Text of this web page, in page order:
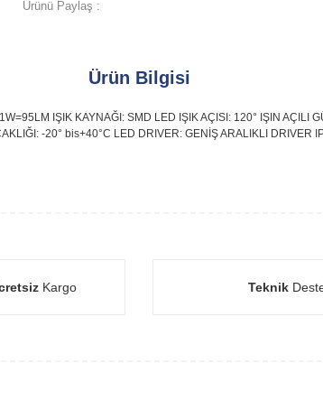
Ürünü Paylaş :
Ürün Bilgisi
IŞIK KAYNAĞI: SMD LED IŞIK AÇISI: 120° IŞIN AÇILI
-20° bis+40°C LED DRIVER: GENİŞ ARALIKLI DRIVER
Kargo Teknik